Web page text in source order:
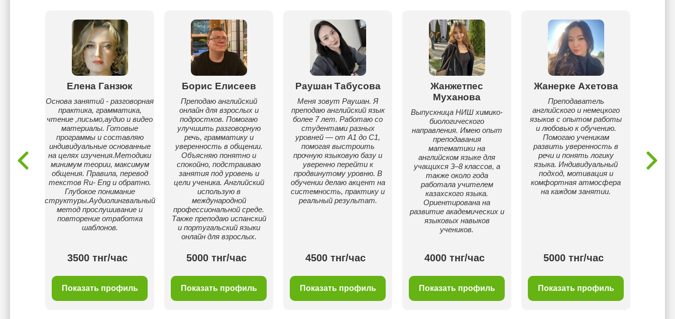
Елена Ганзюк
Основа занятий - разговорная
практика, грамматика,
чтение ,письмо,аудио и видео
материалы. Готовые
программы и составляю
индивидуальные основанные
на целях изучения.Методики
минимум теории, максимум
общения. Правила, перевод
текстов Ru- Eng и обратно.
Глубокое понимание
структуры.Аудиолингвальный
метод прослушивание и
повторение отработка
шаблонов.
3500 тнг/час
Показать профиль
Борис Елисеев
Преподаю английский
онлайн для взрослых и
подростков. Помогаю
улучшить разговорную
речь, грамматику и
уверенность в общении.
Объясняю понятно и
спокойно, подстраиваю
занятия под уровень и
цели ученика. Английский
использую в
международной
профессиональной среде.
Также преподаю испанский
и португальский языки
онлайн для взрослых.
5000 тнг/час
Показать профиль
Раушан Табусова
Меня зовут Раушан. Я
преподаю английский язык
более 7 лет. Работаю со
студентами разных
уровней — от A1 до C1,
помогая выстроить
прочную языковую базу и
уверенно перейти к
продвинутому уровню. В
обучении делаю акцент на
системность, практику и
реальный результат.
4500 тнг/час
Показать профиль
Жанжетпес
Муханова
Выпускница НИШ химико-
биологического
направления. Имею опыт
преподавания
математики на
английском языке для
учащихся 3–8 классов, а
также около года
работала учителем
казахского языка.
Ориентирована на
развитие академических и
языковых навыков
учеников.
4000 тнг/час
Показать профиль
Жанерке Ахетова
Преподаватель
английского и немецкого
языков с опытом работы
и любовью к обучению.
Помогаю ученикам
развить уверенность в
речи и понять логику
языка. Индивидуальный
подход, мотивация и
комфортная атмосфера
на каждом занятии.
5000 тнг/час
Показать профиль
(35/